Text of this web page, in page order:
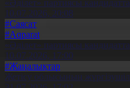
«Әділет» партиясы
10.07.2026, 20:08
#Саясат
#Aqparat
«Әділет» партиясы кандидаттар
10.07.2026, 17:00
#Жаңалықтар
Жетісу облысының